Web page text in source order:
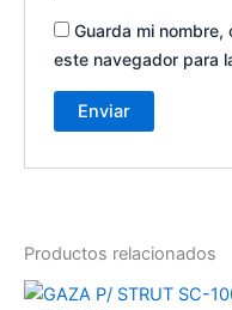
Guarda mi
este navegador para
Productos relacionados